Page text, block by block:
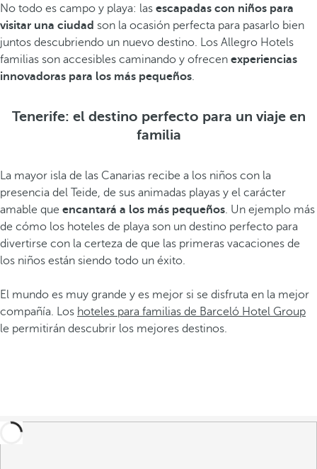
No todo es campo y playa: las escapadas con niños para
visitar una ciudad son la ocasión perfecta para pasarlo bien
juntos descubriendo un nuevo destino. Los Allegro Hotels
familias son accesibles caminando y ofrecen experiencias
innovadoras para los más pequeños.
Tenerife: el destino perfecto para un viaje en
familia
La mayor isla de las Canarias recibe a los niños con la
presencia del Teide, de sus animadas playas y el carácter
amable que encantará a los más pequeños. Un ejemplo más
de cómo los hoteles de playa son un destino perfecto para
divertirse con la certeza de que las primeras vacaciones de
los niños están siendo todo un éxito.
El mundo es muy grande y es mejor si se disfruta en la mejor
compañía. Los hoteles para familias de Barceló Hotel Group
le permitirán descubrir los mejores destinos.